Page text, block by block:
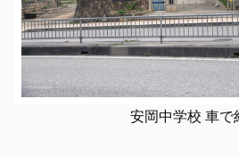
安岡中学校 車で